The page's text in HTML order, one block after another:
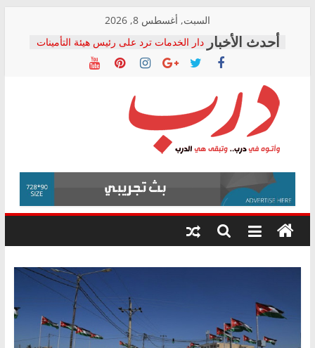
content
السبت, أغسطس 8, 2026
دار الخدمات ترد على رئيس هيئة التأمينات
بعد مؤتمره الصحفي: إنكار الأزمة لا ينهي
معاناة أصحاب المعاشات.. ونطالب بكشف
فرحات سليمان يكتب: القطاع الصحي إلى
أين؟
حزب التحالف الشعبي يطلق لجنة “الحق
في الصحة” بالإسكندرية لرصد الانتهاكات
ودعم المرضى
الوزاري لمدينة الصحفيين.. وانتهاء أعمال
إنشاء المبنى الإداري
المجلس القومي لحقوق الإنسان يعلن
متابعة قضية الدكتور محمد زهران.. ويؤكد:
قرينة البراءة وضمانات المحاكمة العادلة
درب
وأتوه
درب..
وتبقى
هي